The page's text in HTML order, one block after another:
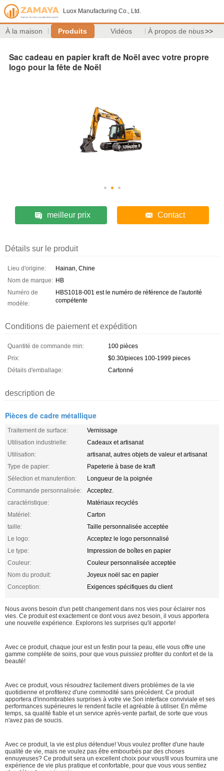
Luox Manufacturing Co., Ltd.
À la maison Produits Vidéos À propos de nous>>
Sac cadeau en papier kraft de Noël avec votre propre
logo pour la fête de Noël
meilleur prix Contact
Détails sur le produit
Lieu d'origine:
Hainan, Chine
Nom de marque: HB
Numéro de
modèle:
HBS1018-001 est le numéro de référence de l'autorité
compétente
Conditions de paiement et expédition
Quantité de commande min:
100 pièces
Prix:
$0.30/pieces 100-1999 pieces
Détails d'emballage:
Cartonné
description de
Pièces de cadre métallique
Traitement de surface:
Vernissage
Utilisation industrielle:
Cadeaux et artisanat
Utilisation:
artisanat, autres objets de valeur et artisanat
Type de papier:
Papeterie à base de kraft
Sélection et manutention:
Longueur de la poignée
Commande personnalisée:
Acceptez.
caractéristique:
Matériaux recyclés
Matériel:
Carton
taille:
Taille personnalisée acceptée
Le logo:
Acceptez le logo personnalisé
Le type:
Impression de boîtes en papier
Couleur:
Couleur personnalisée acceptée
Nom du produit:
Joyeux noël sac en papier
Conception:
Exigences spécifiques du client
Nous avons besoin d'un petit changement dans nos vies pour éclairer nos
vies. Ce produit est exactement ce dont vous avez besoin, il vous apportera
une nouvelle expérience. Explorons les surprises qu'il apporte!
Avec ce produit, chaque jour est un festin pour la peau, elle vous offre une
gamme complète de soins, pour que vous puissiez profiter du confort et de la
beauté!
Avec ce produit, vous résoudrez facilement divers problèmes de la vie
quotidienne et profiterez d'une commodité sans précédent. Ce produit
apportera d'innombrables surprises à votre vie.Son interface conviviale et ses
performances supérieures le rendent facile et agréable à utiliser. En même
temps, sa qualité fiable et un service après-vente parfait, de sorte que vous
n'avez pas de soucis.
Avec ce produit, la vie est plus détendue! Vous voulez profiter d'une haute
qualité de vie, mais ne voulez pas être embourbés par des choses
ennuyeuses? Ce produit sera un excellent choix pour vous!Il vous fournira une
expérience de vie plus pratique et confortable, pour que vous vous sentiez